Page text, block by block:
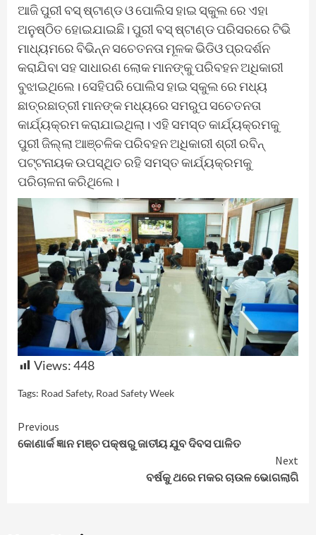
ଆଜି ପୁରୀ ବସ୍ ଷ୍ଟାଣ୍ଡ ଓ ପୋଲିସ ହାଇ ସ୍କୁଲ ରେ ଏହା
ଅନୁଷ୍ଠିତ ହୋଇଯାଇଛି। ପୁରୀ ବସ୍ ଷ୍ଟାଣ୍ଡ ପରିସରରେ ଟିଭି
ମାଧ୍ୟମରେ ବିଭିନ୍ନ ସଚେତନତା ମୂଳକ ଭିଡିଓ ପ୍ରଦର୍ଶନ
କରାଯିବା ସହ ସାଧାରଣ ଲୋକ ମାନଙ୍କୁ ପରିବହନ ଅଧିକାରୀ
ବୁଝାଇଥିଲେ। ସେହିପରି ପୋଲିସ ହାଇ ସ୍କୁଲ ରେ ମଧ୍ୟ
ଛାତ୍ରଛାତ୍ରୀ ମାନଙ୍କ ମଧ୍ୟରେ ସମରୁପ ସଚେତନତା
କାର୍ଯ୍ୟକ୍ରମ କରାଯାଇଥିଲା। ଏହି ସମସ୍ତ କାର୍ଯ୍ୟକ୍ରମକୁ
ପୁରୀ ଜିଲ୍ଲା ଆଞ୍ଚଳିକ ପରିବହନ ଅଧିକାରୀ ଶ୍ରୀ ରବିନ୍
ପଟ୍ଟନାୟକ ଉପସ୍ଥିତ ରହି ସମସ୍ତ କାର୍ଯ୍ୟକ୍ରମକୁ
ପରିଚାଳନା କରିଥିଲେ।
Views:448
Tags: Road Safety, Road Safety Week
Continue
Reading
Previous
କୋଣାର୍କ ଜ୍ଞାନ ମଞ୍ଚ ପକ୍ଷରୁ ଜାତୀୟ ଯୁବ ଦିବସ ପାଳିତ
Next
ବର୍ଷକୁ ଥରେ ମକର ଚାଉଳ ଭୋଗଲାଗି